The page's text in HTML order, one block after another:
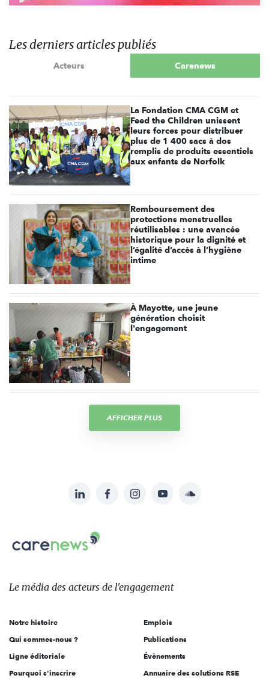
Les derniers articles publiés
Acteurs Carenews
La Fondation CMA CGM et
Feed the Children unissent
leurs forces pour distribuer
plus de 1 400 sacs à dos
remplis de produits essentiels
aux enfants de Norfolk
Remboursement des
protections menstruelles
réutilisables : une avancée
historique pour la dignité et
l’égalité d’accès à l’hygiène
intime
À Mayotte, une jeune
génération choisit
l'engagement
AFFICHER PLUS
sur:
LinkedInFacebookInstagramYouTubeSoundcloud
Le
des
l'engagement
Le média des acteurs de l'engagement
Notre histoire
Qui sommes-nous ?
Ligne éditoriale
Pourquoi s'inscrire
Emplois
Publications
Évènements
Annuaire des solutions RSE